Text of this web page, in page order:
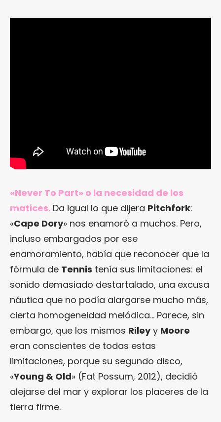
«Never To Part» o la necesidad de los
matices. Da igual lo que dijera Pitchfork:
«Cape Dory» nos enamoró a muchos. Pero,
incluso embargados por ese
enamoramiento, había que reconocer que la
fórmula de Tennis tenía sus limitaciones: el
sonido demasiado destartalado, una excusa
náutica que no podía alargarse mucho más,
cierta homogeneidad melódica… Parece, sin
embargo, que los mismos Rileyy Moore
eran conscientes de todas estas
limitaciones, porque su segundo disco,
«Young & Old» (Fat Possum, 2012), decidió
alejarse del mar y explorar los placeres de la
tierra firme.